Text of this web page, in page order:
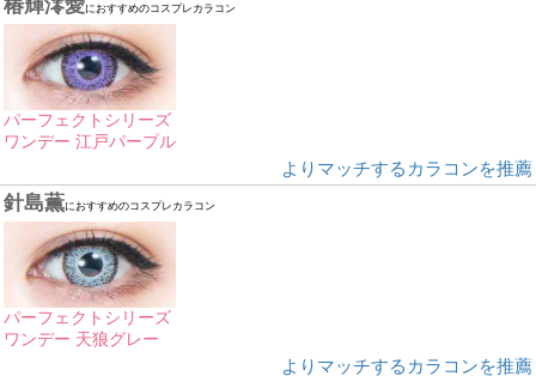
椿輝澪愛におすすめのコスプレカラコン
パーフェクトシリーズ
ワンデー 江戸パープル
よりマッチするカラコンを推薦
針島薫におすすめのコスプレカラコン
パーフェクトシリーズ
ワンデー 天狼グレー
よりマッチするカラコンを推薦